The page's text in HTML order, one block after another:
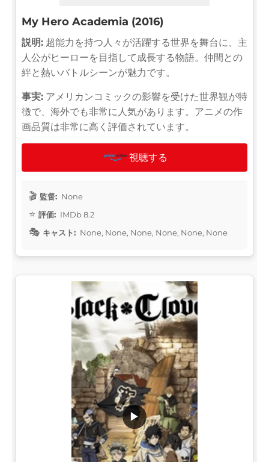
My Hero Academia (2016)
説明: 超能力を持つ人々が活躍する世界を舞台に、主
人公がヒーローを目指して成長する物語。仲間との
絆と熱いバトルシーンが魅力です。
事実: アメリカンコミックの影響を受けた世界観が特
徴で、海外でも非常に人気があります。アニメの作
画品質は非常に高く評価されています。
視聴する
監督: None
評価: IMDb 8.2
キャスト: None, None, None, None, None, None
▶